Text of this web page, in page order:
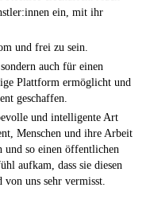
ein, mit ihr
und frei zu sein.
auch für einen
Plattform ermöglicht und
geschaffen.
und intelligente Art
Menschen und ihre Arbeit
und so einen öffentlichen
aufkam, dass sie diesen
von uns sehr vermisst.